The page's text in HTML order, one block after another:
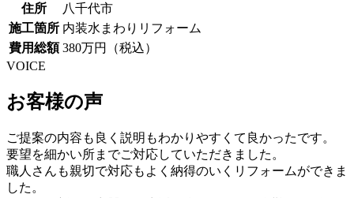
住所
八千代市
施工箇所 内装水まわりリフォーム
費用総額 380万円（税込）
VOICE
お客様の声
ご提案の内容も良く説明もわかりやすくて良かったです。
要望を細かい所までご対応していただきました。
職人さんも親切で対応もよく納得のいくリフォームができま
した。